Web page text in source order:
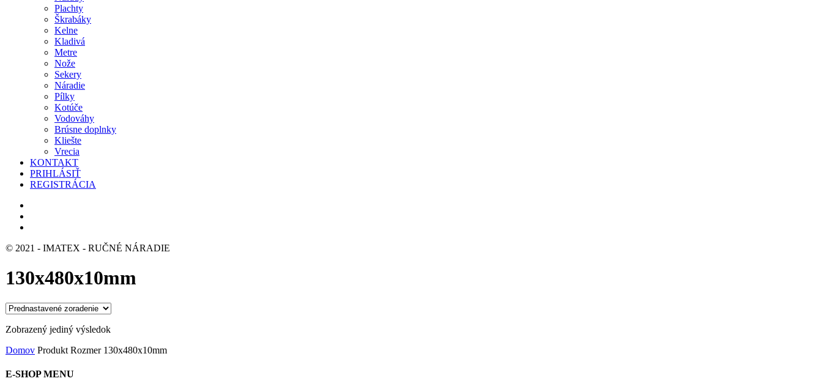
Plachty
Škrabáky
Kelne
Kladivá
Metre
Nože
Sekery
Náradie
Pílky
Kotúče
Vodováhy
Brúsne doplnky
Kliešte
Vrecia
KONTAKT
PRIHLÁSIŤ
REGISTRÁCIA
© 2021 - IMATEX - RUČNÉ NÁRADIE
130x480x10mm
Zobrazený jediný výsledok
Domov Produkt Rozmer 130x480x10mm
E-SHOP MENU